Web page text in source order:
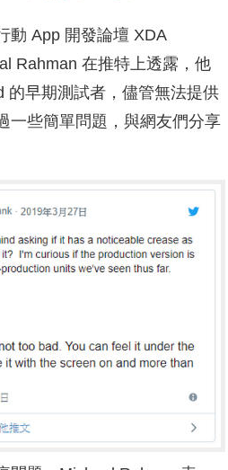
動 App 開發論壇 XDA
Rahman 在推特上透露，他
的早期測試者，儘管無法提供
一些簡單問題，與網友們分享